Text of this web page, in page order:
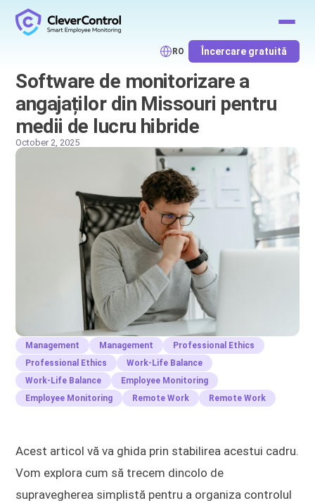
RO Încercare gratuită
Software de monitorizare a
angajaților din Missouri pentru
medii de lucru hibride
October 2, 2025
Management Management
Professional Ethics
Professional Ethics
Work-Life Balance
Work-Life Balance
Employee Monitoring
Employee Monitoring
Remote Work Remote Work
Acest articol vă va ghida prin stabilirea acestui cadru.
Vom explora cum să trecem dincolo de
supravegherea simplistă pentru a organiza controlul